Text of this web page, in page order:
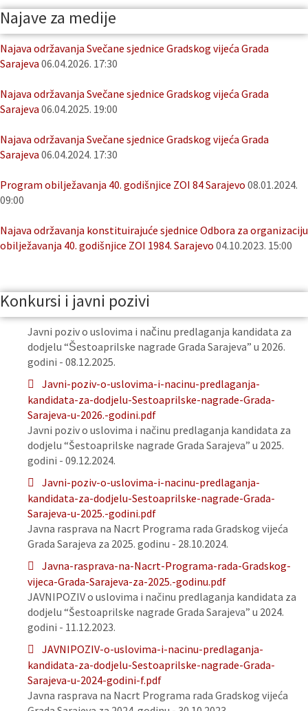
Najave za medije
Najava održavanja Svečane sjednice Gradskog vijeća Grada
Sarajeva 06.04.2026. 17:30
Najava održavanja Svečane sjednice Gradskog vijeća Grada
Sarajeva 06.04.2025. 19:00
Najava održavanja Svečane sjednice Gradskog vijeća Grada
Sarajeva 06.04.2024. 17:30
Program obilježavanja 40. godišnjice ZOI 84 Sarajevo 08.01.2024.
09:00
Najava održavanja konstituirajuće sjednice Odbora za organizaciju
obilježavanja 40. godišnjice ZOI 1984. Sarajevo 04.10.2023. 15:00
Konkursi i javni pozivi
Javni poziv o uslovima i načinu predlaganja kandidata za
dodjelu “Šestoaprilske nagrade Grada Sarajeva” u 2026.
godini - 08.12.2025.
Javni-poziv-o-uslovima-i-nacinu-predlaganja-
kandidata-za-dodjelu-Sestoaprilske-nagrade-Grada-
Sarajeva-u-2026.-godini.pdf
Javni poziv o uslovima i načinu predlaganja kandidata za
dodjelu “Šestoaprilske nagrade Grada Sarajeva” u 2025.
godini - 09.12.2024.
Javni-poziv-o-uslovima-i-nacinu-predlaganja-
kandidata-za-dodjelu-Sestoaprilske-nagrade-Grada-
Sarajeva-u-2025.-godini.pdf
Javna rasprava na Nacrt Programa rada Gradskog vijeća
Grada Sarajeva za 2025. godinu - 28.10.2024.
Javna-rasprava-na-Nacrt-Programa-rada-Gradskog-
vijeca-Grada-Sarajeva-za-2025.-godinu.pdf
JAVNIPOZIV o uslovima i načinu predlaganja kandidata za
dodjelu “Šestoaprilske nagrade Grada Sarajeva” u 2024.
godini - 11.12.2023.
JAVNIPOZIV-o-uslovima-i-nacinu-predlaganja-
kandidata-za-dodjelu-Sestoaprilske-nagrade-Grada-
Sarajeva-u-2024-godini-f.pdf
Javna rasprava na Nacrt Programa rada Gradskog vijeća